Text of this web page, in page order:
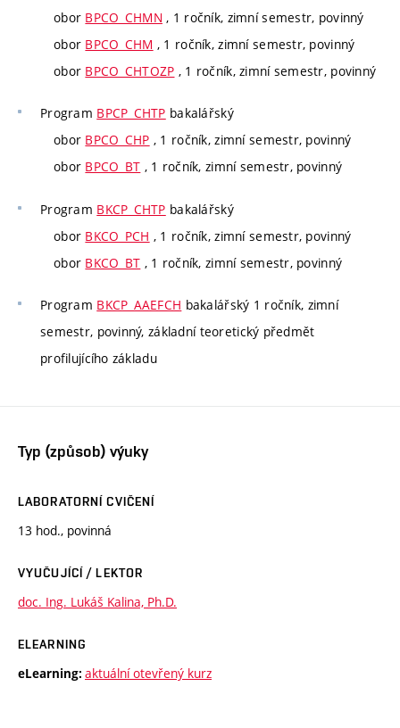
obor BPCO_CHMN , 1 ročník, zimní semestr, povinný
obor BPCO_CHM , 1 ročník, zimní semestr, povinný
obor BPCO_CHTOZP , 1 ročník, zimní semestr, povinný
Program BPCP_CHTP bakalářský
obor BPCO_CHP , 1 ročník, zimní semestr, povinný
obor BPCO_BT , 1 ročník, zimní semestr, povinný
Program BKCP_CHTP bakalářský
obor BKCO_PCH , 1 ročník, zimní semestr, povinný
obor BKCO_BT , 1 ročník, zimní semestr, povinný
Program BKCP_AAEFCH bakalářský 1 ročník, zimní
semestr, povinný, základní teoretický předmět
profilujícího základu
Typ (způsob) výuky
LABORATORNÍ CVIČENÍ
13 hod., povinná
VYUČUJÍCÍ / LEKTOR
doc. Ing. Lukáš Kalina, Ph.D.
ELEARNING
eLearning: aktuální otevřený kurz